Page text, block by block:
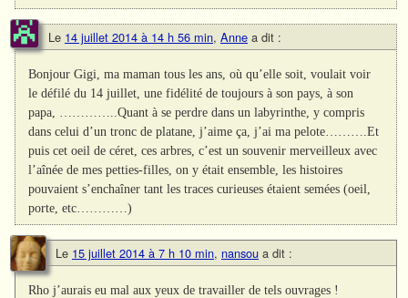
Le 14 juillet 2014 à 14 h 56 min, Anne a dit :
Bonjour Gigi, ma maman tous les ans, où qu’elle soit, voulait voir
le défilé du 14 juillet, une fidélité de toujours à son pays, à son
papa, …………..Quant à se perdre dans un labyrinthe, y compris
dans celui d’un tronc de platane, j’aime ça, j’ai ma pelote……….Et
puis cet oeil de céret, ces arbres, c’est un souvenir merveilleux avec
l’aînée de mes petties-filles, on y était ensemble, les histoires
pouvaient s’enchaîner tant les traces curieuses étaient semées (oeil,
porte, etc…………)
Le 15 juillet 2014 à 7 h 10 min, nansou a dit :
Rho j’aurais eu mal aux yeux de travailler de tels ouvrages !